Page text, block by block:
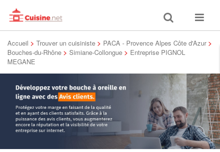
Toggle
search
Toggle
Accueil > Trouver un cuisiniste > PACA - Provence Alpes Côte d'Azur >
Bouches-du-Rhône > Simiane-Collongue > Entreprise PIGNOL
MEGANE